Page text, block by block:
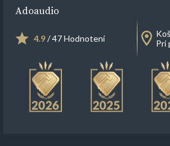
Adoaudio
4.9/ 47 Hodnotení
Pri